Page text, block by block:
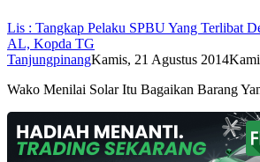
Lis : Tangkap Pelaku SPBU Yang Terlibat
AL, Kopda TG
TanjungpinangKamis, 21 Agustus 2014
Wako Menilai Solar Itu Bagaikan Barang